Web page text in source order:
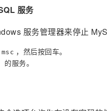
服务
服务管理器来停止
，然后按回车。
的服务。